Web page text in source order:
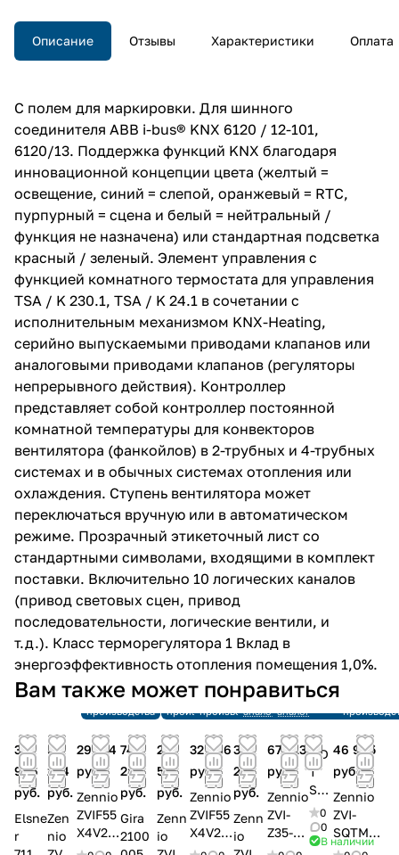
Описание Отзывы Характеристики Оплата
С полем для маркировки. Для шинного
соединителя ABB i-bus® KNX 6120 / 12-101,
6120/13. Поддержка функций KNX благодаря
инновационной концепции цвета (желтый =
освещение, синий = слепой, оранжевый = RTC,
пурпурный = сцена и белый = нейтральный /
функция не назначена) или стандартная подсветка
красный / зеленый. Элемент управления с
функцией комнатного термостата для управления
TSA / K 230.1, TSA / K 24.1 в сочетании с
исполнительным механизмом KNX-Heating,
серийно выпускаемыми приводами клапанов или
аналоговыми приводами клапанов (регуляторы
непрерывного действия). Контроллер
представляет собой контроллер постоянной
комнатной температуры для конвекторов
вентилятора (фанкойлов) в 2-трубных и 4-трубных
системах и в обычных системах отопления или
охлаждения. Ступень вентилятора может
переключаться вручную или в автоматическом
режиме. Прозрачный этикеточный лист со
стандартными символами, входящими в комплект
поставки. Включительно 10 логических каналов
(привод световых сцен, привод
последовательности, логические вентили, и
т.д.). Класс терморегулятора 1 Вклад в
энергоэффективность отопления помещения 1,0%.
Вам также может понравиться
32
966
руб.
Elsne
r
59
254
руб.
Zen
nio
Снято с
29 314
руб.
Zennio
ZVIF55
X4V2W
Емкос
74
287
руб.
Gira
2100
Снято с
24
516
руб.
Zenn
io
Снято с
32 966
руб.
Zennio
ZVIF55
X4V2
Емкос
производства
Ссылка на
30
253
руб.
Zenn
io
производства
Ссылка на
67 913
руб.
Zennio
ZVI-
Z35-
GW
MD
T
SC
N-
LCD
GS.
0
0
В наличии
46 945
руб.
Zennio
ZVI-
SQTMD
4-CUS